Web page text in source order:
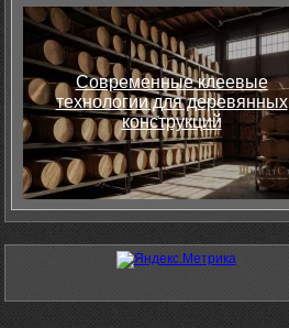
Современные клеевые
технологии для деревянных
конструкций